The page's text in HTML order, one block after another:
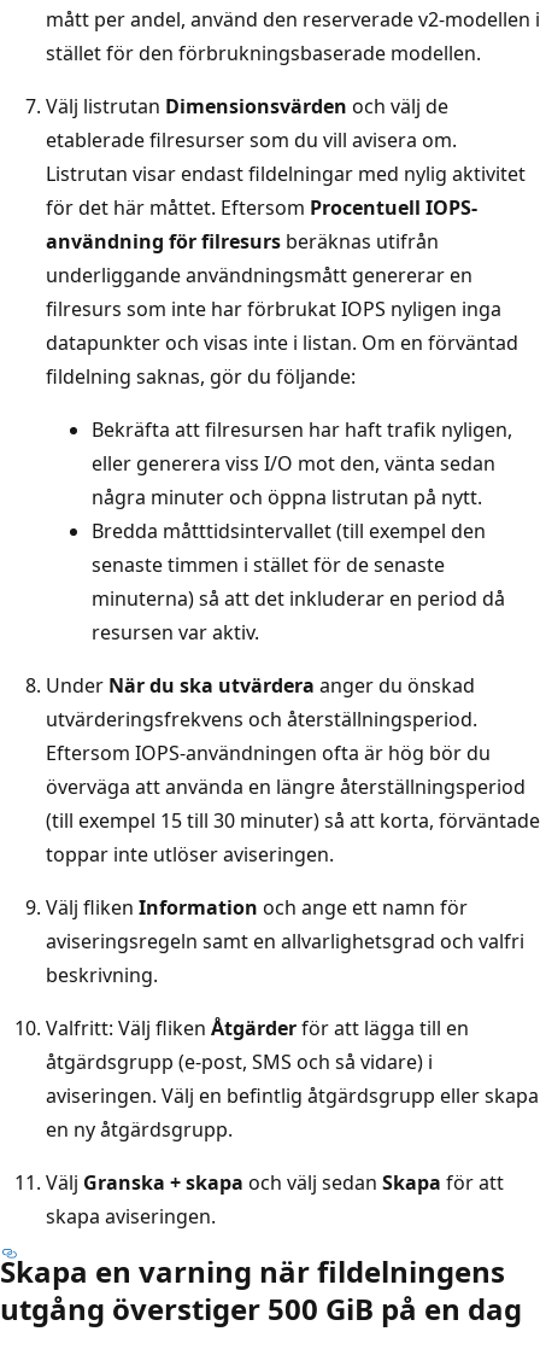
mått per andel, använd den reserverade v2-modellen i
stället för den förbrukningsbaserade modellen.
Välj listrutan Dimensionsvärden och välj de
etablerade filresurser som du vill avisera om.
Listrutan visar endast fildelningar med nylig aktivitet
för det här måttet. Eftersom Procentuell IOPS-
användning för filresurs beräknas utifrån
underliggande användningsmått genererar en
filresurs som inte har förbrukat IOPS nyligen inga
datapunkter och visas inte i listan. Om en förväntad
fildelning saknas, gör du följande:
Bekräfta att filresursen har haft trafik nyligen,
eller generera viss I/O mot den, vänta sedan
några minuter och öppna listrutan på nytt.
Bredda måtttidsintervallet (till exempel den
senaste timmen i stället för de senaste
minuterna) så att det inkluderar en period då
resursen var aktiv.
Under När du ska utvärdera anger du önskad
utvärderingsfrekvens och återställningsperiod.
Eftersom IOPS-användningen ofta är hög bör du
överväga att använda en längre återställningsperiod
(till exempel 15 till 30 minuter) så att korta, förväntade
toppar inte utlöser aviseringen.
Välj fliken Information och ange ett namn för
aviseringsregeln samt en allvarlighetsgrad och valfri
beskrivning.
Valfritt: Välj fliken Åtgärderför att lägga till en
åtgärdsgrupp (e-post, SMS och så vidare) i
aviseringen. Välj en befintlig åtgärdsgrupp eller skapa
en ny åtgärdsgrupp.
Välj Granska + skapa och välj sedan Skapa för att
skapa aviseringen.
Skapa en varning när fildelningens
utgång överstiger 500 GiB på en dag